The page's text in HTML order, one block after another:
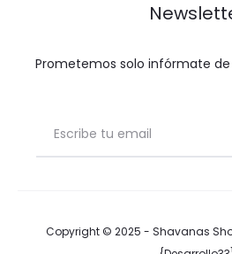
Prometemos solo infórmate
Copyright © 2025 - Shavanas